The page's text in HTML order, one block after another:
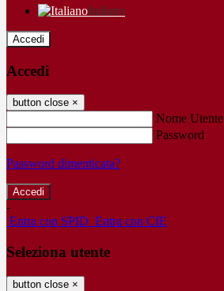
Italiano
Accedi
Accedi
button close ×
Nome Utente
Password
Password dimenticata?
-
Entra con SPID Entra con CIE
Seleziona utente
button close ×